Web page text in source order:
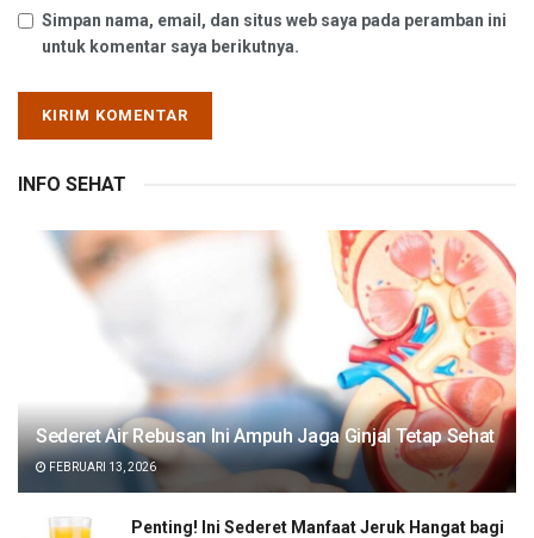
Simpan nama, email, dan situs web saya pada peramban ini
untuk komentar saya berikutnya.
INFO SEHAT
Sederet Air Rebusan Ini Ampuh Jaga Ginjal Tetap Sehat
FEBRUARI 13, 2026
Penting! Ini Sederet Manfaat Jeruk Hangat bagi